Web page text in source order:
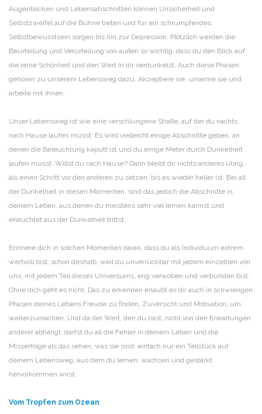
Augenblicken und Lebensabschnitten können Unsicherheit und
Selbstzweifel auf die Bühne treten und für ein schrumpfendes
Selbstbewusstsein sorgen bis hin zur Depression. Plötzlich werden die
Beurteilung und Verurteilung von außen so wichtig, dass du den Blick auf
die reine Schönheit und den Wert in dir verdunkelst. Auch diese Phasen
gehören zu unserem Lebensweg dazu. Akzeptiere sie, umarme sie und
arbeite mit ihnen.
Unser Lebensweg ist wie eine verschlungene Straße, auf der du nachts
nach Hause laufen musst. Es wird vielleicht einige Abschnitte geben, an
denen die Beleuchtung kaputt ist und du einige Meter durch Dunkelheit
laufen musst. Willst du nach Hause? Dann bleibt dir nichts anderes übrig,
als einen Schritt vor den anderen zu setzen, bis es wieder heller ist. Bei all
der Dunkelheit in diesen Momenten, sind das jedoch die Abschnitte in
deinem Leben, aus denen du meistens sehr viel lernen kannst und
erleuchtet aus der Dunkelheit trittst.
Erinnere dich in solchen Momenten daran, dass du als Individuum extrem
wertvoll bist, schon deshalb, weil du unverrückbar mit jedem einzelnen von
uns, mit jedem Teil dieses Universums, eng verwoben und verbunden bist.
Ohne dich geht es nicht. Das zu erkennen erlaubt es dir auch in schwierigen
Phasen deines Lebens Freude zu finden, Zuversicht und Motivation, um
weiterzumachen. Und da der Wert, den du hast, nicht von den Erwartungen
anderer abhängt, darfst du all die Fehler in deinem Leben und die
Misserfolge als das sehen, was sie sind: einfach nur ein Teilstück auf
deinem Lebensweg, aus dem du lernen, wachsen und gestärkt
hervorkommen wirst.
Vom Tropfen zum Ozean